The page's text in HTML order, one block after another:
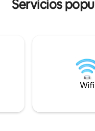
hecha.
debe reservar
Servicios
Wifi